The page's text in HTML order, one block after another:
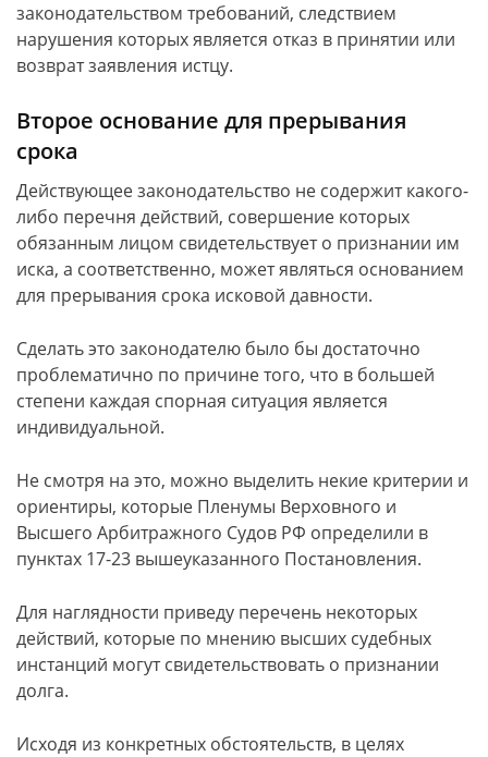
законодательством требований, следствием
нарушения которых является отказ в принятии или
возврат заявления истцу.
Второе основание для прерывания
срока
Действующее законодательство не содержит какого-
либо перечня действий, совершение которых
обязанным лицом свидетельствует о признании им
иска, а соответственно, может являться основанием
для прерывания срока исковой давности.
Сделать это законодателю было бы достаточно
проблематично по причине того, что в большей
степени каждая спорная ситуация является
индивидуальной.
Не смотря на это, можно выделить некие критерии и
ориентиры, которые Пленумы Верховного и
Высшего Арбитражного Судов РФ определили в
пунктах 17-23 вышеуказанного Постановления.
Для наглядности приведу перечень некоторых
действий, которые по мнению высших судебных
инстанций могут свидетельствовать о признании
долга.
Исходя из конкретных обстоятельств, в целях